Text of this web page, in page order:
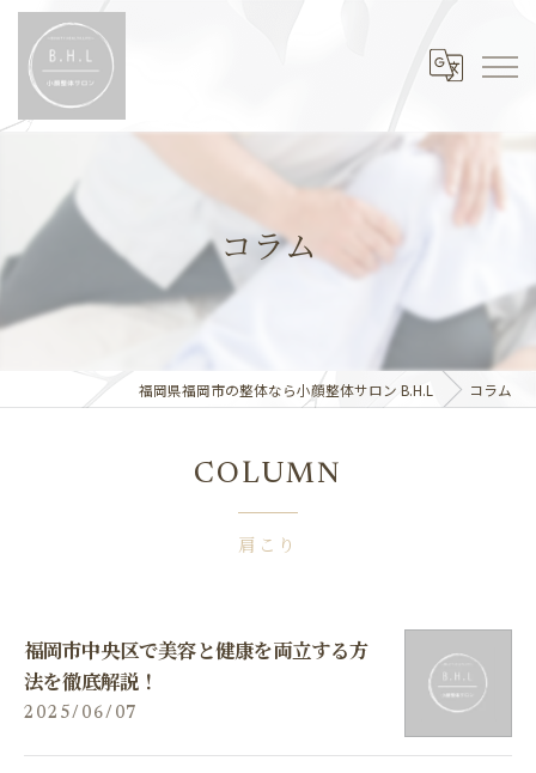
コラム
福岡県福岡市の整体なら小顔整体サロン B.H.L コラム
COLUMN
肩こり
福岡市中央区で美容と健康を両立する方
法を徹底解説！
2025/06/07